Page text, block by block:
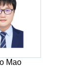
Mao